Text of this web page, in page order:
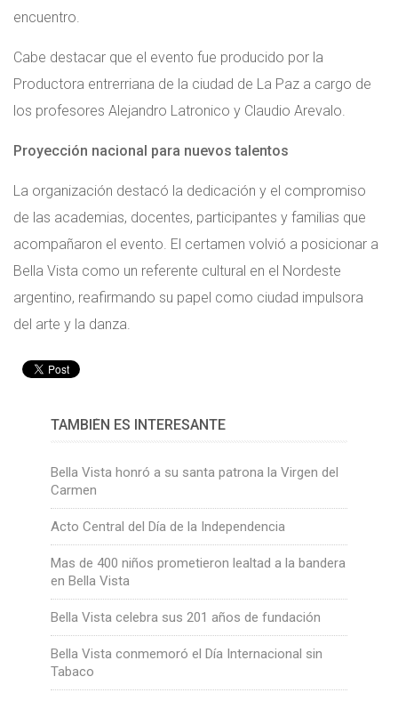
encuentro.
Cabe destacar que el evento fue producido por la
Productora entrerriana de la ciudad de La Paz a cargo de
los profesores Alejandro Latronico y Claudio Arevalo.
Proyección nacional para nuevos talentos
La organización destacó la dedicación y el compromiso
de las academias, docentes, participantes y familias que
acompañaron el evento. El certamen volvió a posicionar a
Bella Vista como un referente cultural en el Nordeste
argentino, reafirmando su papel como ciudad impulsora
del arte y la danza.
TAMBIÉN ES INTERESANTE
Bella Vista honró a su santa patrona la Virgen del
Carmen
Acto Central del Día de la Independencia
Mas de 400 niños prometieron lealtad a la bandera
en Bella Vista
Bella Vista celebra sus 201 años de fundación
Bella Vista conmemoró el Día Internacional sin
Tabaco